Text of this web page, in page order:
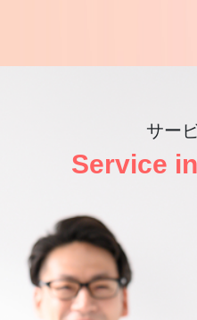
サー
Service